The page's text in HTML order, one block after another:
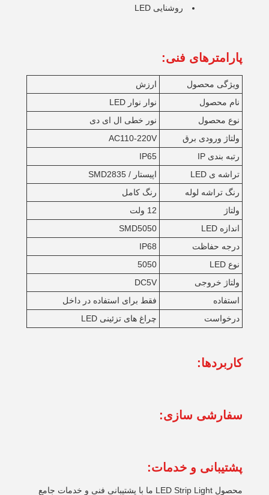
روشنایی LED
پارامترهای فنی:
ویژگی محصول
ارزش
نام محصول
نوار نوار LED
نوع محصول
نور خطی ال ای دی
ولتاژ ورودی برق
AC110-220V
رتبه بندی IP
IP65
تراشه ی LED
اپیستار / SMD2835
رنگ تراشه لوله
رنگ کامل
ولتاژ
12 ولت
اندازه LED
SMD5050
درجه حفاظت
IP68
نوع LED
5050
ولتاژ خروجی
DC5V
استفاده
فقط برای استفاده در داخل
درخواست
چراغ های تزئینی LED
کاربردها:
سفارشی سازی:
پشتیبانی و خدمات:
محصول LED Strip Light ما با پشتیبانی فنی و خدمات جامع